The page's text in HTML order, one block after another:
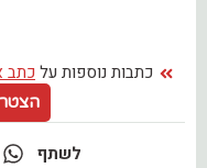
כתבות נוספות על כתב
לשתף